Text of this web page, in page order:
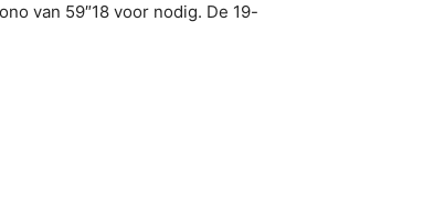
van 59″18 voor nodig. De 19-